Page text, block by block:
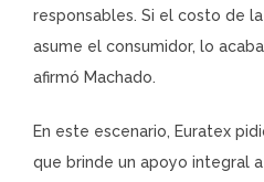
responsables. Si el costo de
asume el consumidor, lo
afirmó Machado.
En este escenario, Euratex
que brinde un apoyo integral